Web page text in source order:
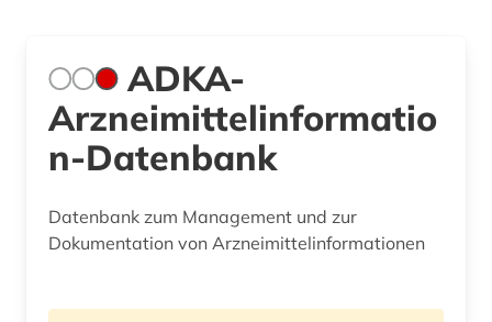
ADKA-
Arzneimittelinformatio
n-Datenbank
Datenbank zum Management und zur
Dokumentation von Arzneimittelinformationen